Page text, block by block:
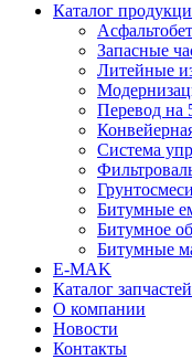
Каталог
Запасные
Литейные
Перевод на
Система
Битумные
Битумное
Битумные
E-MAK
Каталог запчастей
О компании
Новости
Контакты